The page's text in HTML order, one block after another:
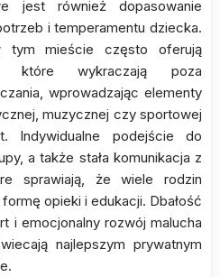
jest również dopasowanie
i temperamentu dziecka.
tym mieście często oferują
które wykraczają poza
wprowadzając elementy
muzycznej czy sportowej
Indywidualne podejście do
a także stała komunikacja z
sprawiają, że wiele rodzin
opieki i edukacji. Dbałość
i emocjonalny rozwój malucha
najlepszym prywatnym